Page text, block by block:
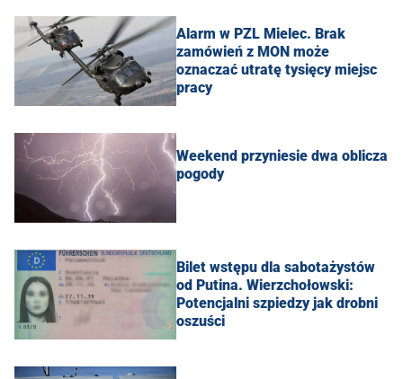
Alarm w PZL Mielec. Brak
zamówień z MON może
oznaczać utratę tysięcy miejsc
pracy
Weekend przyniesie dwa oblicza
pogody
Bilet wstępu dla sabotażystów
od Putina. Wierzchołowski:
Potencjalni szpiedzy jak drobni
oszuści